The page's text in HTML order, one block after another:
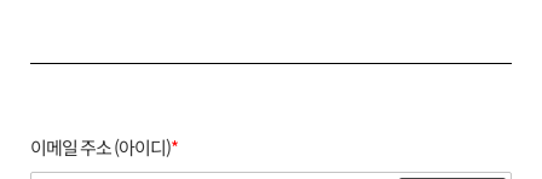
이메일 주소 (아이디)*